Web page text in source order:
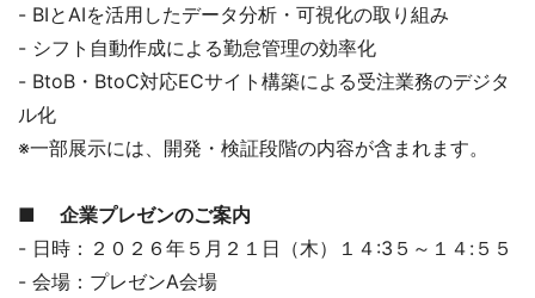
- BIとAIを活用したデータ分析・可視化の取り組み
- シフト自動作成による勤怠管理の効率化
- BtoB・BtoC対応ECサイト構築による受注業務のデジタ
ル化
※一部展示には、開発・検証段階の内容が含まれます。
■ 企業プレゼンのご案内
- 日時：２０２６年５月２１日（木）１４:3５～１４:５５
- 会場：プレゼンA会場